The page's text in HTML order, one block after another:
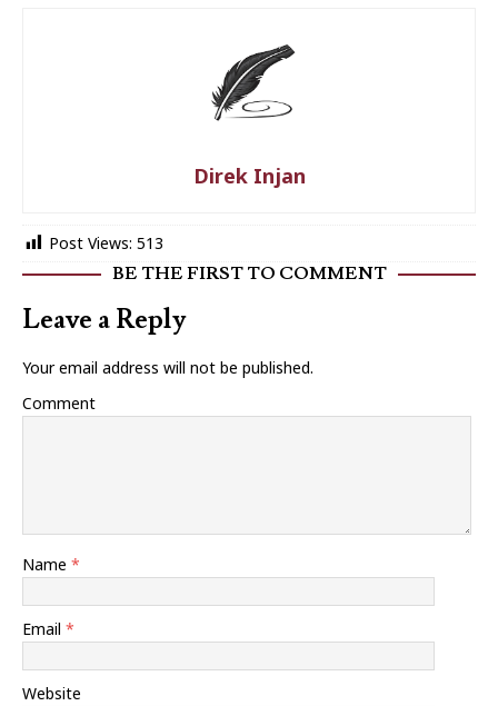
Direk Injan
Post Views: 513
BE THE FIRST TO COMMENT
Leave a Reply
Your email address will not be published.
Comment
Name *
Email *
Website